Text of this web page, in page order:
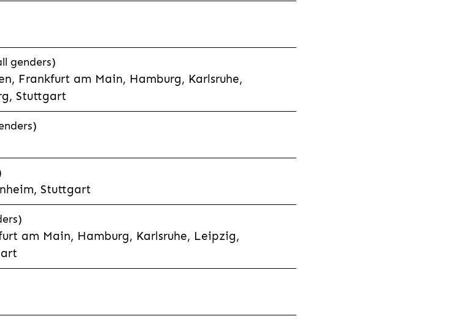
genders)
Frankfurt am Main, Hamburg, Karlsruhe,
Stuttgart
Stuttgart
am Main, Hamburg, Karlsruhe, Leipzig,